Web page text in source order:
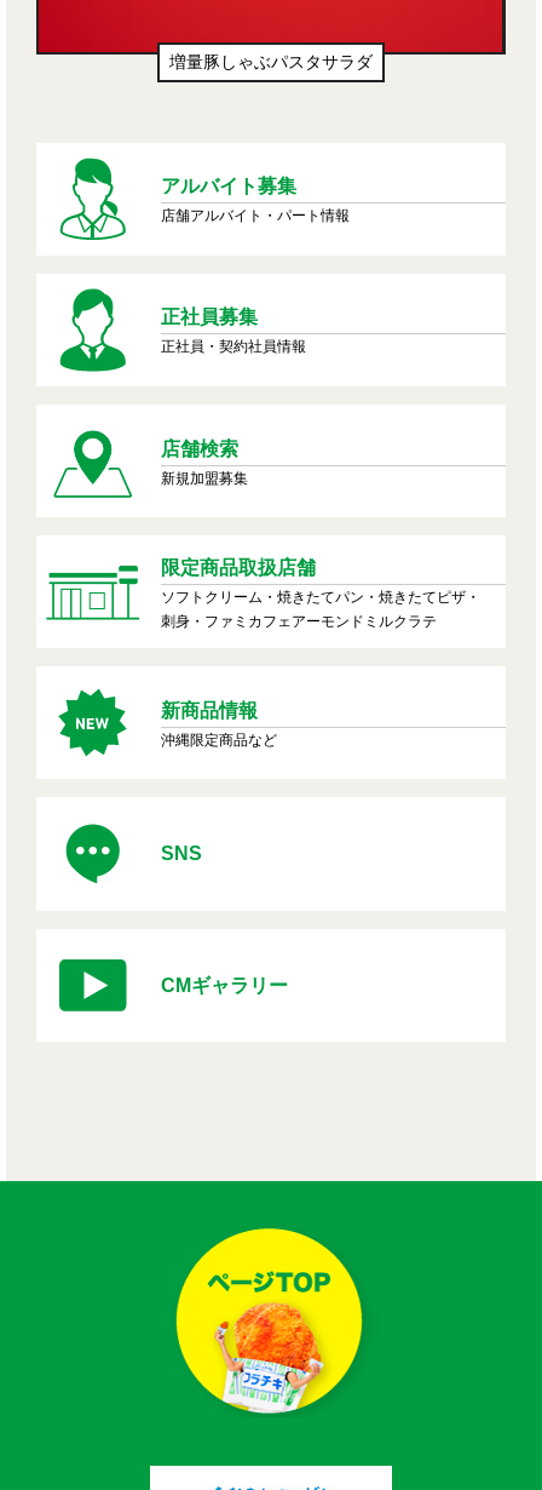
増量豚しゃぶパスタサラダ
アルバイト募集
店舗アルバイト・パート情報
正社員募集
正社員・契約社員情報
店舗検索
新規加盟募集
限定商品取扱店舗
ソフトクリーム・焼きたてパン・焼きたてピザ・
刺身・ファミカフェアーモンドミルクラテ
新商品情報
沖縄限定商品など
SNS
CMギャラリー